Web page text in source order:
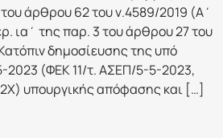
άρθρου 62 του ν.4589/2019 (Α΄
ια΄ της παρ. 3 του άρθρου 27 του
δημοσίευσης της υπό
2023 (ΦΕΚ 11/τ. ΑΣΕΠ/5-5-2023,
υπουργικής απόφασης και […]